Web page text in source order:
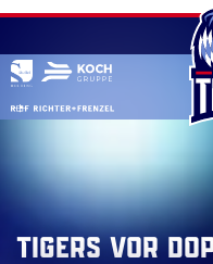
Skip
content
Tigers vor